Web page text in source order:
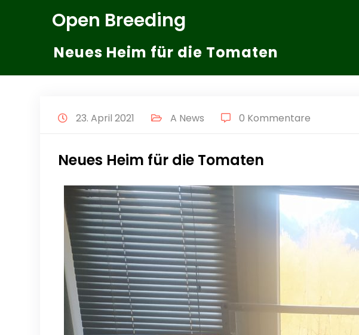
Open Breeding
Neues Heim für die Tomaten
23. April 2021 A News 0 Kommentare
Neues Heim für die Tomaten